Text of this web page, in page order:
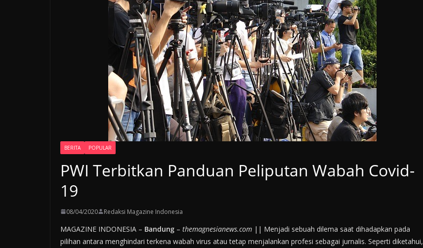
BERITA POPULAR
PWI Terbitkan Panduan Peliputan Wabah Covid-
19
08/04/2020 Redaksi Magazine Indonesia
MAGAZINE INDONESIA – Bandung – themagnesianews.com || Menjadi sebuah dilema saat dihadapkan pada
pilihan antara menghindari terkena wabah virus atau tetap menjalankan profesi sebagai jurnalis. Seperti diketahui,